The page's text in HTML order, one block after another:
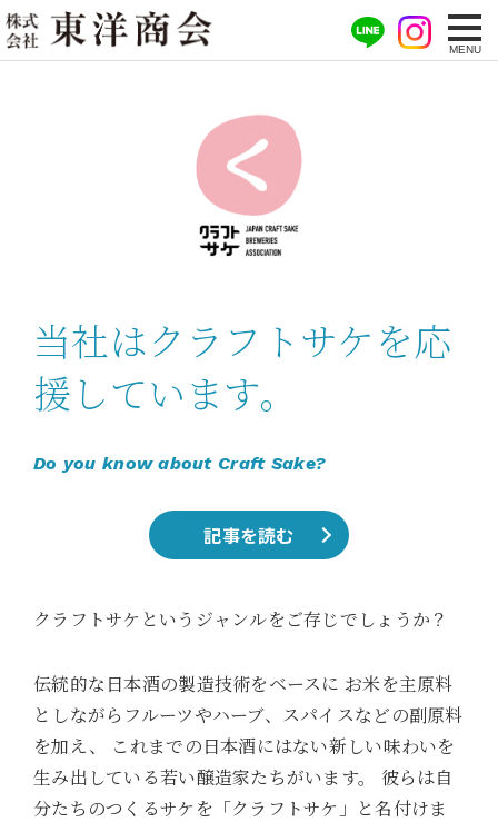
当社はクラフトサケを応
援しています。
Do you know about Craft Sake?
記事を読む
クラフトサケというジャンルをご存じでしょうか？
伝統的な日本酒の製造技術をベースに お米を主原料
としながらフルーツやハーブ、スパイスなどの副原料
を加え、
これまでの日本酒にはない新しい味わいを
生み出している若い醸造家たちがいます。
彼らは自
分たちのつくるサケを「クラフトサケ」と名付けま